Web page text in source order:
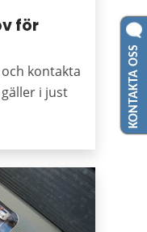
för
kontakta
i just
KONTAKTA OSS